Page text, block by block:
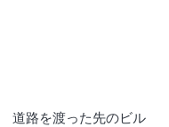
路を渡った先のビル